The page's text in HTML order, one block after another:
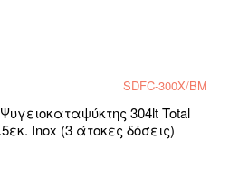
SDFC-300X/BM
304lt Total
Inox (3 άτοκες δόσεις)